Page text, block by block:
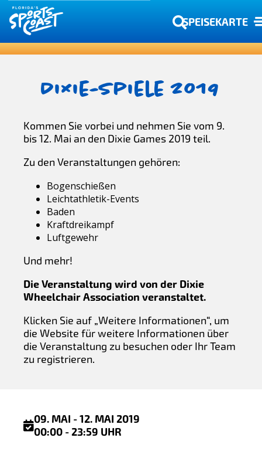
SPEISEKARTE
Dixie-Spiele 2019
Kommen Sie vorbei und nehmen Sie vom 9.
bis 12. Mai an den Dixie Games 2019 teil.
Zu den Veranstaltungen gehören:
Bogenschießen
Leichtathletik-Events
Baden
Kraftdreikampf
Luftgewehr
Und mehr!
Die Veranstaltung wird von der Dixie
Wheelchair Association veranstaltet.
Klicken Sie auf „Weitere Informationen“, um
die Website für weitere Informationen über
die Veranstaltung zu besuchen oder Ihr Team
zu registrieren.
09. MAI - 12. MAI 2019
00:00 - 23:59 UHR